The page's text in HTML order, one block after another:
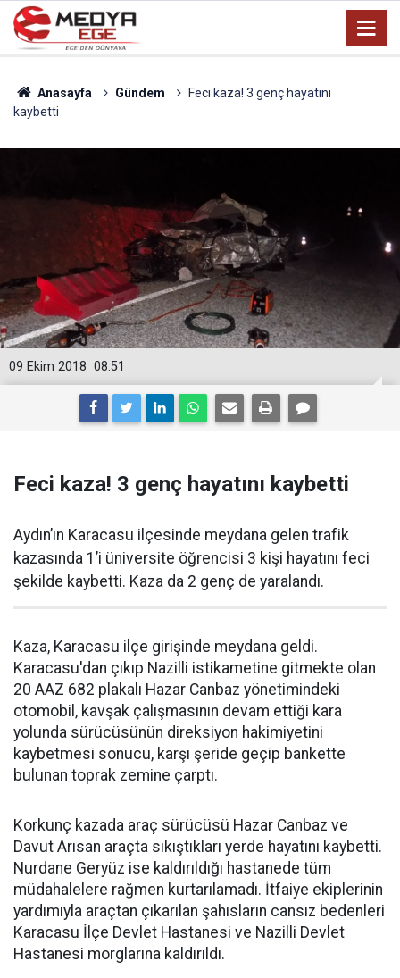
Anasayfa Gündem
Feci kaza! 3 genç hayatını
kaybetti
08:51
09 Ekim 2018
Feci kaza! 3 genç hayatını kaybetti
Aydın’ın Karacasu ilçesinde meydana gelen trafik
kazasında 1’i üniversite öğrencisi 3 kişi hayatını feci
şekilde kaybetti. Kaza da 2 genç de yaralandı.
Kaza, Karacasu ilçe girişinde meydana geldi.
Karacasu'dan çıkıp Nazilli istikametine gitmekte olan
20 AAZ 682 plakalı Hazar Canbaz yönetimindeki
otomobil, kavşak çalışmasının devam ettiği kara
yolunda sürücüsünün direksiyon hakimiyetini
kaybetmesi sonucu, karşı şeride geçip bankette
bulunan toprak zemine çarptı.
Korkunç kazada araç sürücüsü Hazar Canbaz ve
Davut Arısan araçta sıkıştıkları yerde hayatını kaybetti.
Nurdane Geryüz ise kaldırıldığı hastanede tüm
müdahalelere rağmen kurtarılamadı. İtfaiye ekiplerinin
yardımıyla araçtan çıkarılan şahısların cansız bedenleri
Karacasu İlçe Devlet Hastanesi ve Nazilli Devlet
Hastanesi morglarına kaldırıldı.